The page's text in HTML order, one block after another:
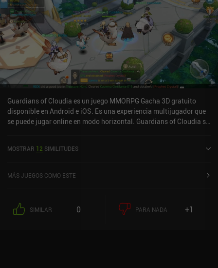
enemigos es un poco complicado con los controles táctiles, y
basta con pulsar los botones de habilidad para lanzar nuestro
ataque en una dirección aleatoria. Además, a algunas clases les
cuesta terminar la primera misión del juego sin morir. Heartwood
Online se monetiza a través de iAPs para conseguir ranuras de
banco extra y cosméticos sin ventajas de pago por ganar. La
compra de 4,99 $ de ranuras bancarias es casi necesaria, pero el
resto no. A pesar de sus defectos, el juego tiene potencial para
convertirse en un gran MMORPG. Pero necesita pulirse más.
Guardians of Cloudia es un juego MMORPG Gacha 3D gratuito
disponible en Android e iOS. Es una experiencia multijugador que
se puede jugar online en modo horizontal. Guardians of Cloudia se
MOSTRAR 12 SIMILITUDES
MÁS JUEGOS COMO ESTE
SIMILAR 0 PARA NADA +1